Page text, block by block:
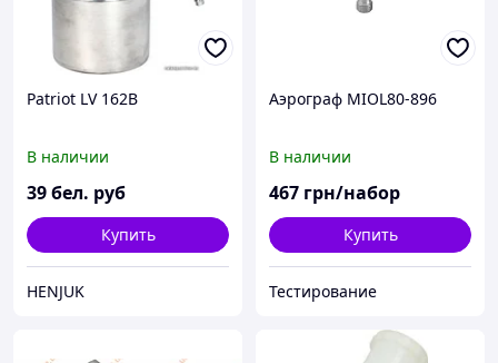
Patriot LV 162B
В наличии
39бел. руб
Купить
HENJUK
Аэрограф MIOL80-896
В наличии
467 грн/набор
Купить
Тестирование